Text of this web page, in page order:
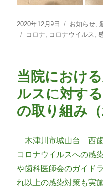
投
稿
2020年12月9日
カ
テ
お知らせ,
タ
コロナ, コロナウイルス ,
当院におけ
ルスに対す
の取り組み（
木津川市城山台 西
コロナウイルスへの感
や歯科医師会のガイド
れ以上の感染対策も実